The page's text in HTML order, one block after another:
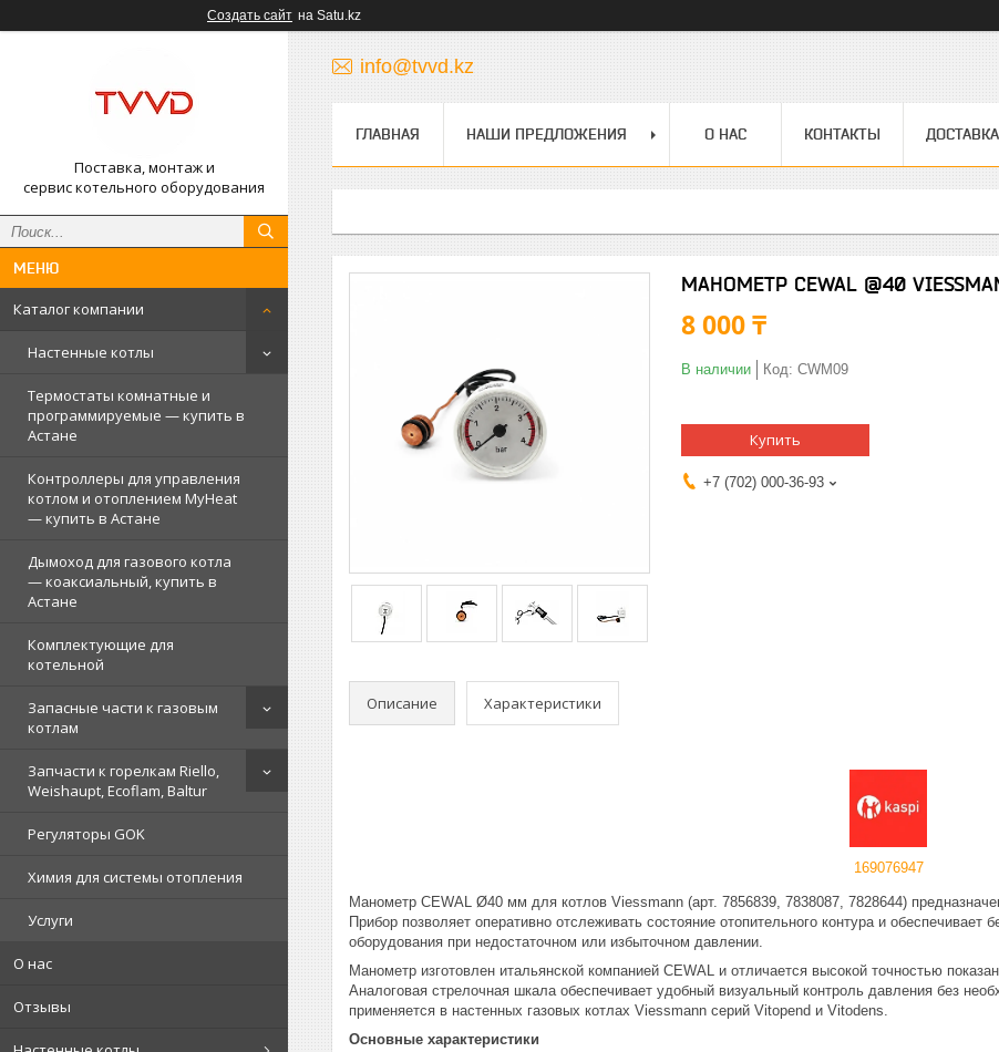
Создать сайт на Satu.kz
Поставка, монтаж и
сервис котельного оборудования
Каталог компании
Настенные котлы
Термостаты комнатные и
программируемые — купить в
Астане
Контроллеры для управления
котлом и отоплением MyHeat
— купить в Астане
Дымоход для газового котла
— коаксиальный, купить в
Астане
Комплектующие для
котельной
Запасные части к газовым
котлам
Запчасти к горелкам Riello,
Weishaupt, Ecoflam, Baltur
Регуляторы GOK
Химия для системы отопления
Услуги
О нас
Отзывы
info@tvvd.kz
ГЛАВНАЯ НАШИ ПРЕДЛОЖЕНИЯ О НАС КОНТАКТЫ
МАНОМЕТР CEWAL @40
8 000 ₸
В наличии Код: CWM09
Купить
+7 (702) 000-36-93
Описание Характеристики
169076947
Манометр CEWAL Ø40 мм для котлов Viessmann (арт. 7856839, 7838087, 7828644)
Прибор позволяет оперативно отслеживать состояние отопительного контура и
оборудования при недостаточном или избыточном давлении.
Манометр изготовлен итальянской компанией CEWAL и отличается высокой точностью
Аналоговая стрелочная шкала обеспечивает удобный визуальный контроль давления без
применяется в настенных газовых котлах Viessmann серий Vitopend и Vitodens.
Основные характеристики